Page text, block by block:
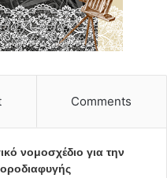
Comments
νομοσχέδιο για την